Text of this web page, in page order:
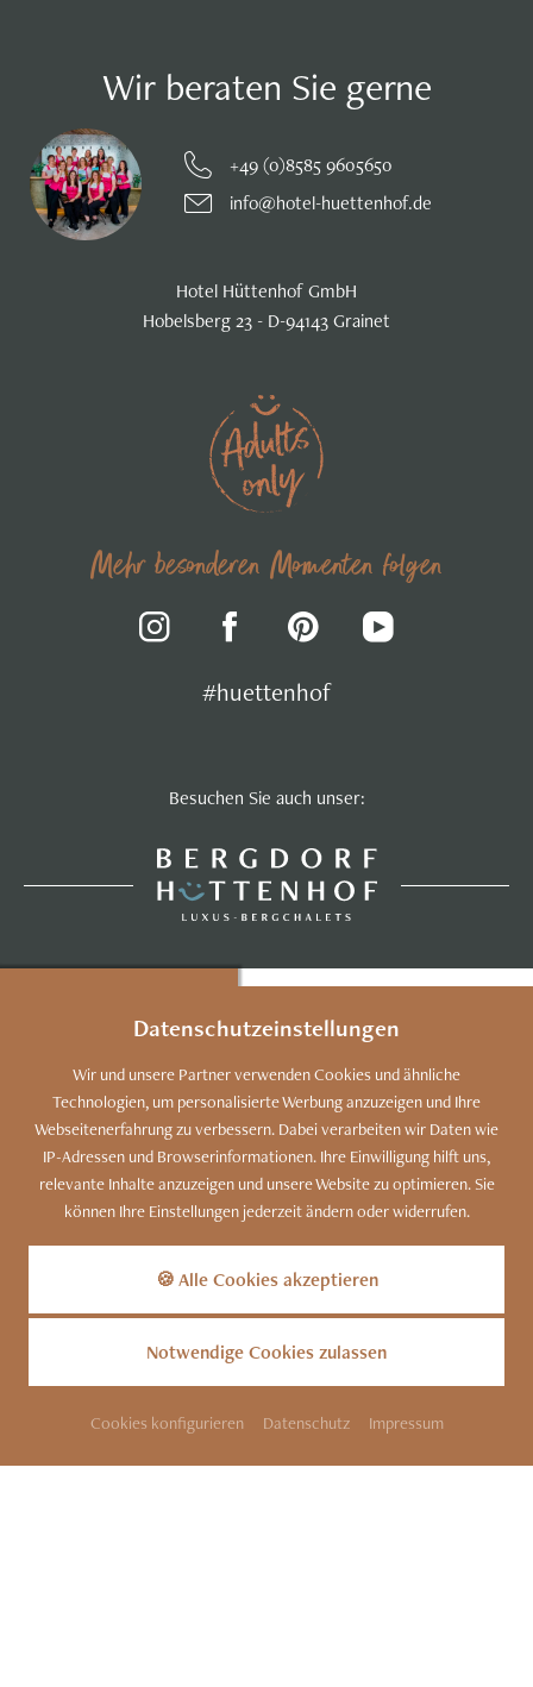
Datenschutzeinstellungen
Wir und unsere Partner verwenden Cookies und ähnliche
Technologien, um personalisierte Werbung anzuzeigen und Ihre
Webseitenerfahrung zu verbessern. Dabei verarbeiten wir Daten wie
IP-Adressen und Browserinformationen. Ihre Einwilligung hilft uns,
relevante Inhalte anzuzeigen und unsere Website zu optimieren. Sie
können Ihre Einstellungen jederzeit ändern oder widerrufen.
🍪 Alle Cookies akzeptieren
Notwendige Cookies zulassen
Cookies konfigurieren Datenschutz Impressum
Zu den Luxus-Chalets
Wir beraten Sie gerne
+49 (0)8585 9605650
info@hotel-huettenhof.de
Hotel Hüttenhof GmbH
Hobelsberg 23 - D-94143 Grainet
Mehr besonderen Momenten folgen
#huettenhof
Besuchen Sie auch unser:
Dieser Inhalt ist nur
sichtbar wenn Sie Cookies
von "mapbox"
akzeptieren.
AKZEPTIEREN
EINSTELLUNGEN